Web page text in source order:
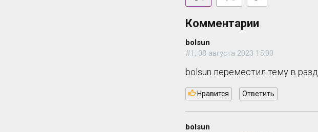
Комментарии
bolsun
#1, 08 августа 2023 15:00
bolsun переместил тему в
Нравится Ответить
bolsun